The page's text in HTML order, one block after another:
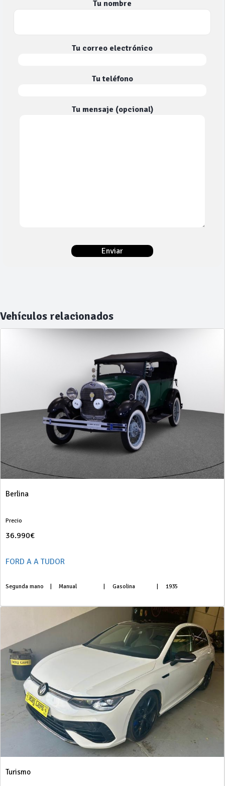
Tu nombre
Tu correo electrónico
Tu teléfono
Tu mensaje (opcional)
Vehículos relacionados
Berlina
Precio
36.990€
FORD A A TUDOR
Segunda mano Manual Gasolina 1935
Turismo